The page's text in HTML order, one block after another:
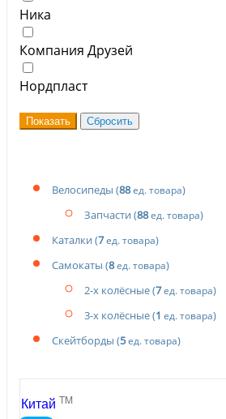
Ника
Компания Друзей
Нордпласт
Велосипеды (88ед. товара)
Запчасти (88ед. товара)
Каталки (7ед. товара)
Самокаты (8ед. товара)
2-х колёсные(7ед. товара)
3-х колёсные(1 ед. товара)
Скейтборды (5ед. товара)
Китай TM